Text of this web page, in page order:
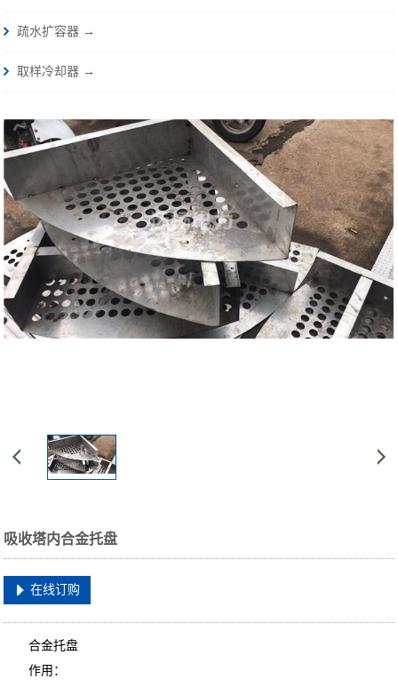
疏水扩容器 →
取样冷却器 →
吸收塔内合金托盘
在线订购
合金托盘
作用：